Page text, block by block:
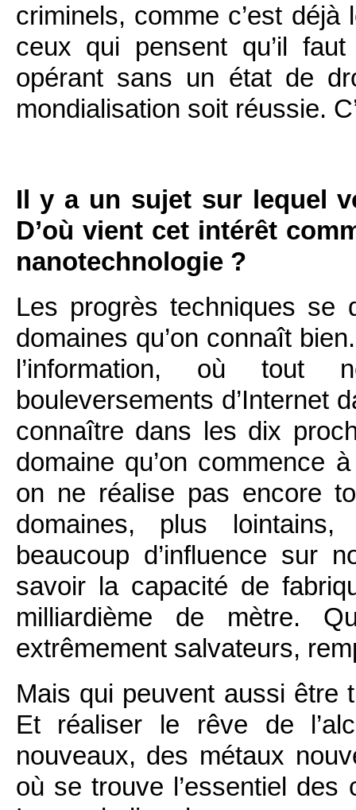
criminels, comme c’est
ceux qui pensent qu’il
opérant sans un état de
mondialisation soit réussie.
Il y a un sujet sur lequel
D’où vient cet intérêt
nanotechnologie ?
Les progrès techniques se
domaines qu’on connaît
l’information, où tout
bouleversements d’Internet
connaître dans les dix
domaine qu’on commence
on ne réalise pas encore
domaines, plus
beaucoup d’influence sur
savoir la capacité de
milliardième de mètre.
extrêmement salvateurs,
Mais qui peuvent aussi être
Et réaliser le rêve de
nouveaux, des métaux
où se trouve l’essentiel